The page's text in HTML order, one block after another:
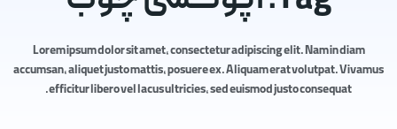
Lorem ipsum dolor sit amet, consectetur adipiscing elit. Nam in diam
accumsan, aliquet justo mattis, posuere ex. Aliquam erat volutpat. Vivamus
efficitur libero vel lacus ultricies, sed euismod justo consequat.